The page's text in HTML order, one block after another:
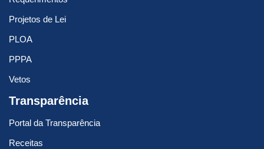
Projetos de Lei
PLOA
PPPA
Vetos
Transparência
Portal da Transparência
Receitas